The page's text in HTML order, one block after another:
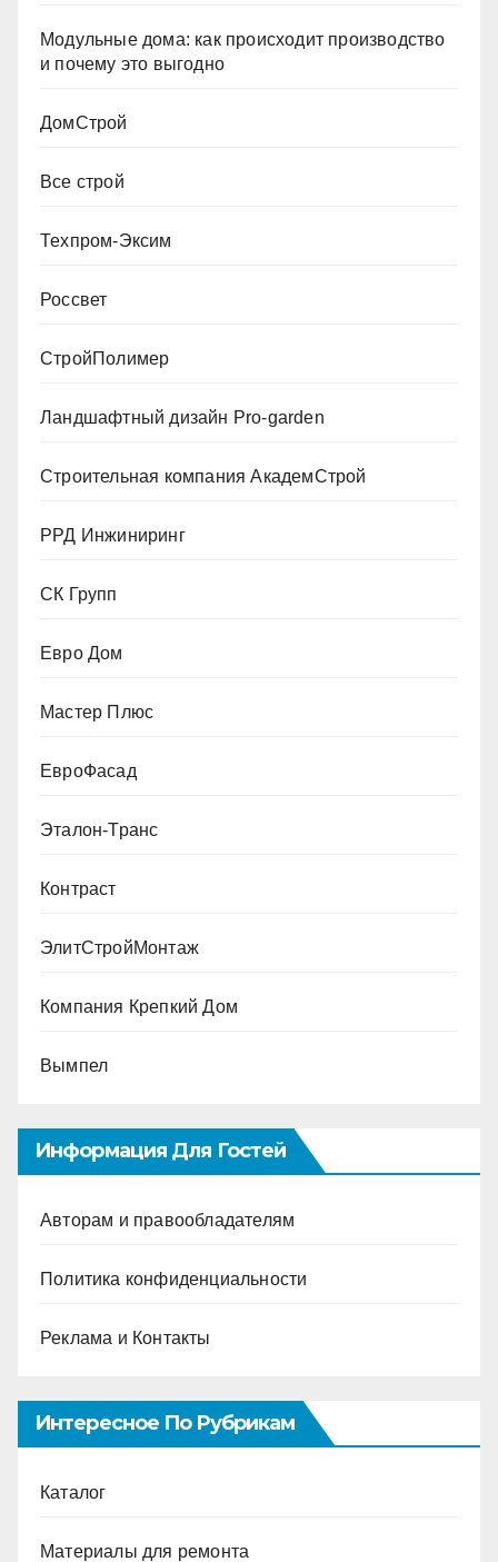
Модульные дома: как происходит производство
и почему это выгодно
ДомСтрой
Все строй
Техпром-Эксим
Россвет
СтройПолимер
Ландшафтный дизайн Pro-garden
Строительная компания АкадемСтрой
РРД Инжиниринг
СК Групп
Евро Дом
Мастер Плюс
ЕвроФасад
Эталон-Транс
Контраст
ЭлитСтройМонтаж
Компания Крепкий Дом
Вымпел
Информация Для Гостей
Авторам и правообладателям
Политика конфиденциальности
Реклама и Контакты
Интересное По Рубрикам
Каталог
Материалы для ремонта